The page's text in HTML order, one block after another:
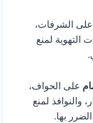
على الشرفات،
التهوية لمنع
على الحواف،
والنوافذ لمنع
بها.